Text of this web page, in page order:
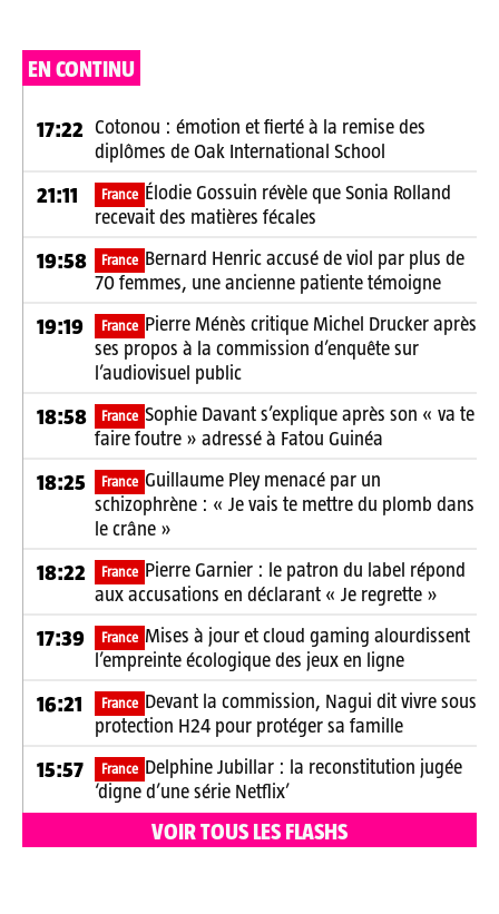
EN CONTINU
17:22 Cotonou : émotion et fierté à la remise des
diplômes de Oak International School
21:11 France Élodie Gossuin révèle que Sonia Rolland
recevait des matières fécales
19:58 France Bernard Henric accusé de viol par plus de
70 femmes, une ancienne patiente témoigne
19:19 France Pierre Ménès critique Michel Drucker après
ses propos à la commission d’enquête sur
l’audiovisuel public
18:58 France Sophie Davant s’explique après son « va te
faire foutre » adressé à Fatou Guinéa
18:25 France Guillaume Pley menacé par un
schizophrène : « Je vais te mettre du plomb dans
le crâne »
18:22 France Pierre Garnier : le patron du label répond
aux accusations en déclarant « Je regrette »
17:39 France Mises à jour et cloud gaming alourdissent
l’empreinte écologique des jeux en ligne
16:21 France Devant la commission, Nagui dit vivre sous
protection H24 pour protéger sa famille
15:57 France Delphine Jubillar : la reconstitution jugée
‘digne d’une série Netflix’
VOIR TOUS LES FLASHS